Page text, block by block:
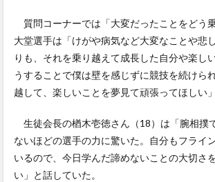
質問コーナーでは「大変だったことをどう
大堂選手は「けがや病気など大変なことや悲
りも、それを乗り越えて成長した自分や楽し
うすることで僕は壁を感じずに競技を続けら
越して、楽しいことを夢見て頑張ってほしい
生徒会長の楢木壱徳さん（18）は「腕相撲
ないほどの選手の力に驚いた。自分もフライ
いるので、今日学んだ諦めないことの大切さ
い」と話していた。